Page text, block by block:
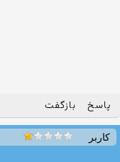
پاسخ بازگفت
کاربر